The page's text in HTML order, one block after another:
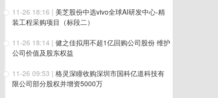
11-26 18:16 | 美芝股份中选vivo全球AI研发中心-精
装工程采购项目（标段二）
11-26 18:14 | 健之佳拟用不超1亿回购公司股份 维护
公司价值及股东权益
11-26 09:53 | 格灵深瞳收购深圳市国科亿道科技有
限公司部分股权并增资5000万